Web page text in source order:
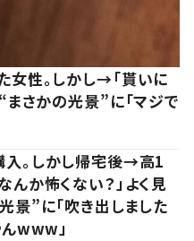
女性。しかし→「貰いに
まさかの光景”に「マジで
。しかし帰宅後→高1
んか怖くない？」よく見
景”に「吹き出しました
www」